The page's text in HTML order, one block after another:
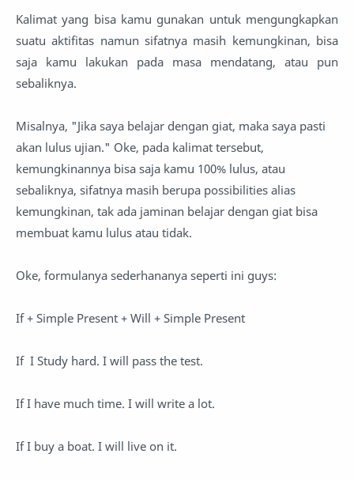
Kalimat yang bisa kamu gunakan untuk mengungkapkan
suatu aktifitas namun sifatnya masih kemungkinan, bisa
saja kamu lakukan pada masa mendatang, atau pun
sebaliknya.
Misalnya, "Jika saya belajar dengan giat, maka saya pasti
akan lulus ujian." Oke, pada kalimat tersebut,
kemungkinannya bisa saja kamu 100% lulus, atau
sebaliknya, sifatnya masih berupa possibilities alias
kemungkinan, tak ada jaminan belajar dengan giat bisa
membuat kamu lulus atau tidak.
Oke, formulanya sederhananya seperti ini guys:
If + Simple Present + Will + Simple Present
If I Study hard. I will pass the test.
If I have much time. I will write a lot.
If I buy a boat. I will live on it.